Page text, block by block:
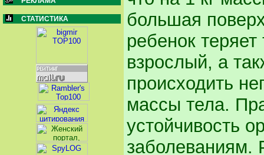
СТАТИСТИКА
большая
ребенок
взрослый, а
происходить
массы тела.
устойчивость
заболеваниям.